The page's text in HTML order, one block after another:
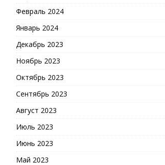
Февраль 2024
Январь 2024
Декабрь 2023
Ноябрь 2023
Октябрь 2023
Сентябрь 2023
Август 2023
Июль 2023
Июнь 2023
Май 2023